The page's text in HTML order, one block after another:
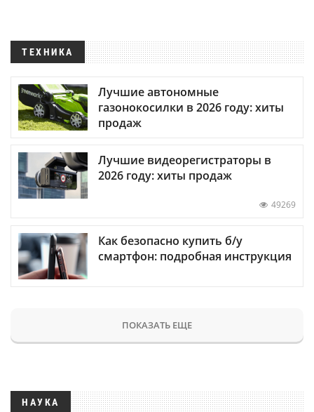
ТЕХНИКА
Лучшие автономные
газонокосилки в 2026 году: хиты
продаж
Лучшие видеорегистраторы в
2026 году: хиты продаж
49269
Как безопасно купить б/у
смартфон: подробная инструкция
ПОКАЗАТЬ ЕЩЕ
НАУКА